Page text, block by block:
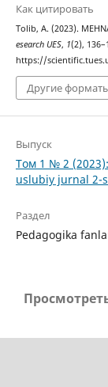
Как цитировать
Tolib, A. (2023).
esearch UES, 1(2),
https://
Другие
Выпуск
Том 1 № 2
uslubiy jurnal 2-
Раздел
Pedagogika